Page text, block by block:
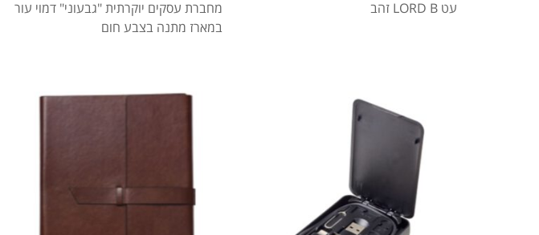
עט LORD B זהב
מחברת עסקים יוקרתית "גבעוני" דמוי עור
במארז מתנה בצבע חום